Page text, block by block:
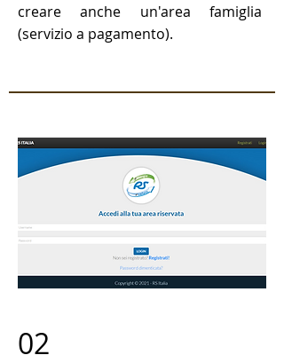
creare anche un'area famiglia
(servizio a pagamento).
02